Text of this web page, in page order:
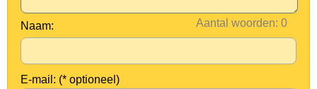
Aantal woorden:
Naam:
E-mail: (* optioneel)